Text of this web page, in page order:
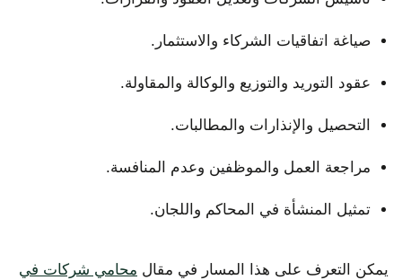
صياغة اتفاقيات الشركاء والاستثمار.
عقود التوريد والتوزيع والوكالة والمقاولة.
التحصيل والإنذارات والمطالبات.
مراجعة العمل والموظفين وعدم المنافسة.
تمثيل المنشأة في المحاكم واللجان.
يمكن التعرف على هذا المسار في مقال محامي شركات في